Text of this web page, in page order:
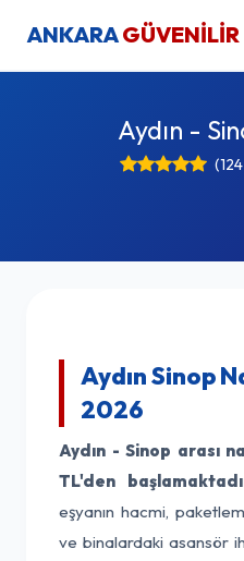
ANKARA
Aydın -
Aydın Sinop
2026
Aydın - Sinop arası
TL'den
eşyanın hacmi,
ve binalardaki asansör